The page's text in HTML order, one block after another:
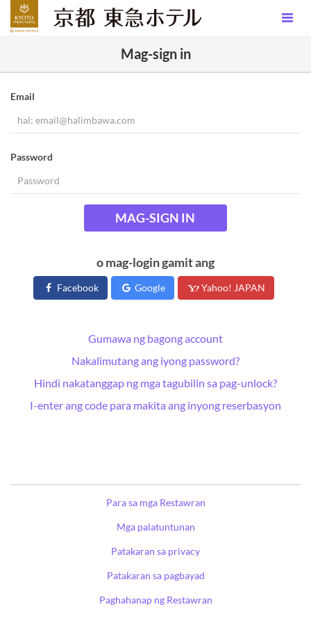
Mag-sign in
Email
Password
MAG-SIGN IN
o mag-login gamit ang
Facebook Google Yahoo! JAPAN
Gumawa ng bagong account
Nakalimutang ang iyong password?
Hindi nakatanggap ng mga tagubilin sa pag-unlock?
I-enter ang code para makita ang inyong reserbasyon
Para sa mga Restawran
Mga palatuntunan
Patakaran sa privacy
Patakaran sa pagbayad
Paghahanap ng Restawran